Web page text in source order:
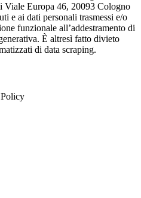
Viale Europa 46, 20093 Cologno
e ai dati personali trasmessi e/o
funzionale all’addestramento di
È altresì fatto divieto
di data scraping.